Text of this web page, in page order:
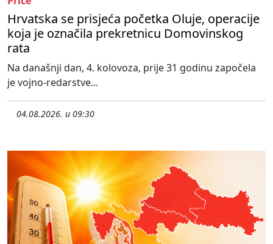
Hrvatska se prisjeća početka Oluje, operacije
koja je označila prekretnicu Domovinskog
rata
Na današnji dan, 4. kolovoza, prije 31 godinu započela
je vojno-redarstve...
04.08.2026. u 09:30